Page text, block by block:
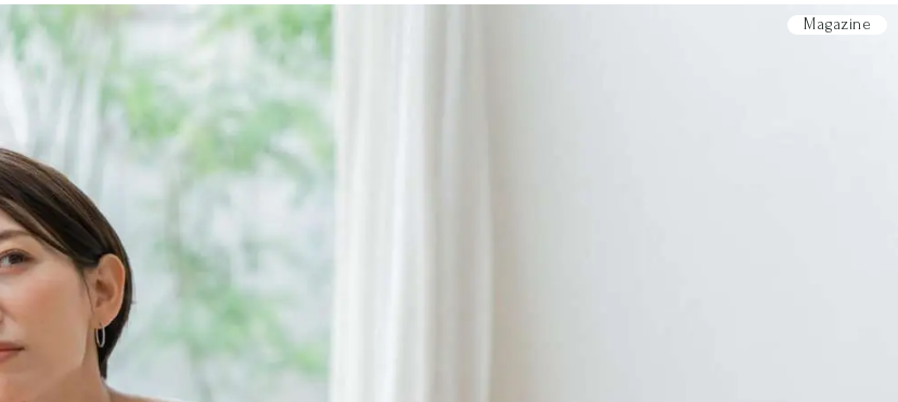
Magazine